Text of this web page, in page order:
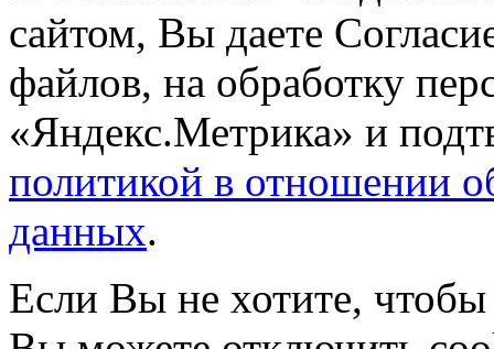
сайтом, Вы даете
файлов, на обработку
«Яндекс.Метрика» и
политикой в отношении
данных.
Если Вы не хотите,